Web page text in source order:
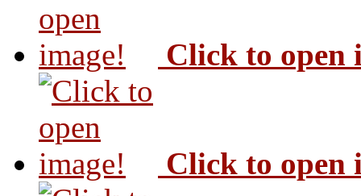
Click to open
Click to open